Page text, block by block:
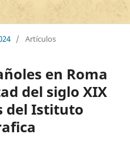
/ Artículos
en Roma
del siglo XIX
del Istituto